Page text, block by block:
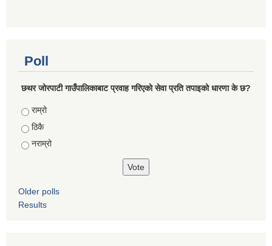
Poll
छथर जोरपाटी गाउँपालिकाबाट प्रवाह गरिएको सेवा प्रति तपाइको धारणा के छ?
Choices
राम्रो
ठिकै
नराम्रो
Older polls
Results